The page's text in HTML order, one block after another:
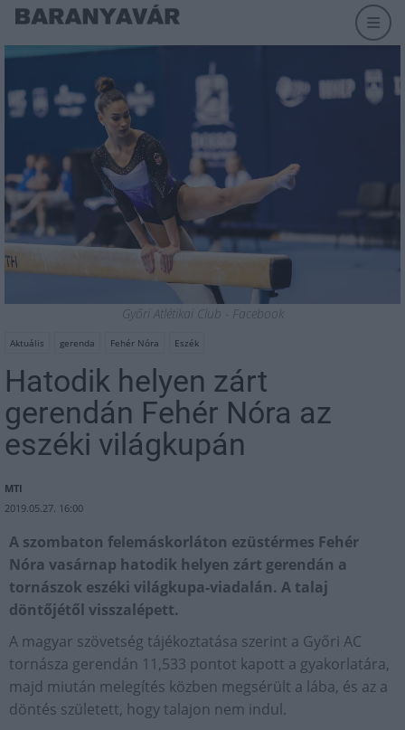
Győri Atlétikai Club - Facebook
Aktuális gerenda Fehér Nóra Eszék
Hatodik helyen zárt
gerendán Fehér Nóra az
eszéki világkupán
MTI
2019.05.27. 16:00
A szombaton felemáskorláton ezüstérmes Fehér
Nóra vasárnap hatodik helyen zárt gerendán a
tornászok eszéki világkupa-viadalán. A talaj
döntőjétől visszalépett.
A magyar szövetség tájékoztatása szerint a Győri AC
tornásza gerendán 11,533 pontot kapott a gyakorlatára,
majd miután melegítés közben megsérült a lába, és az a
döntés született, hogy talajon nem indul.